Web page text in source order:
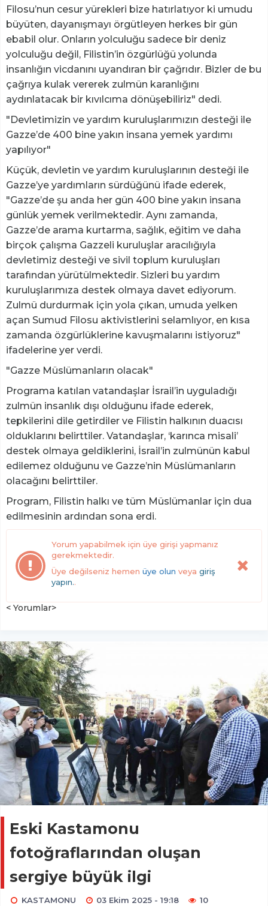
Filosu’nun cesur yürekleri bize hatırlatıyor ki umudu
büyüten, dayanışmayı örgütleyen herkes bir gün
ebabil olur. Onların yolculuğu sadece bir deniz
yolculuğu değil, Filistin’in özgürlüğü yolunda
insanlığın vicdanını uyandıran bir çağrıdır. Bizler de bu
çağrıya kulak vererek zulmün karanlığını
aydınlatacak bir kıvılcıma dönüşebiliriz" dedi.
"Devletimizin ve yardım kuruluşlarımızın desteği ile
Gazze’de 400 bine yakın insana yemek yardımı
yapılıyor"
Küçük, devletin ve yardım kuruluşlarının desteği ile
Gazze’ye yardımların sürdüğünü ifade ederek,
"Gazze’de şu anda her gün 400 bine yakın insana
günlük yemek verilmektedir. Aynı zamanda,
Gazze’de arama kurtarma, sağlık, eğitim ve daha
birçok çalışma Gazzeli kuruluşlar aracılığıyla
devletimiz desteği ve sivil toplum kuruluşları
tarafından yürütülmektedir. Sizleri bu yardım
kuruluşlarımıza destek olmaya davet ediyorum.
Zulmü durdurmak için yola çıkan, umuda yelken
açan Sumud Filosu aktivistlerini selamlıyor, en kısa
zamanda özgürlüklerine kavuşmalarını istiyoruz"
ifadelerine yer verdi.
"Gazze Müslümanların olacak"
Programa katılan vatandaşlar İsrail’in uyguladığı
zulmün insanlık dışı olduğunu ifade ederek,
tepkilerini dile getirdiler ve Filistin halkının duacısı
olduklarını belirttiler. Vatandaşlar, ‘karınca misali’
destek olmaya geldiklerini, İsrail’in zulmünün kabul
edilemez olduğunu ve Gazze’nin Müslümanların
olacağını belirttiler.
Program, Filistin halkı ve tüm Müslümanlar için dua
edilmesinin ardından sona erdi.
Yorum yapabilmek için üye girişi yapmanız
gerekmektedir.
Üye değilseniz hemen üye olun veya giriş
yapın..
< Yorumlar>
Eski Kastamonu
fotoğraflarından oluşan
sergiye büyük ilgi
KASTAMONU 03 Ekim 2025 - 19:18 10